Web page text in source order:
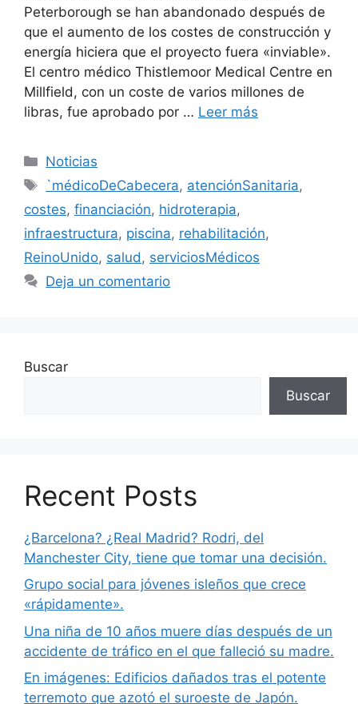
Peterborough se han abandonado después de
que el aumento de los costes de construcción y
energía hiciera que el proyecto fuera «inviable».
El centro médico Thistlemoor Medical Centre en
Millfield, con un coste de varios millones de
libras, fue aprobado por … Leer más
Categorías
Noticias
Etiquetas
`médicoDeCabecera, atenciónSanitaria,
costes, financiación, hidroterapia,
infraestructura, piscina, rehabilitación,
ReinoUnido, salud , serviciosMédicos
Deja un comentario
Buscar
Buscar
Recent Posts
¿Barcelona? ¿Real Madrid? Rodri, del
Manchester City, tiene que tomar una decisión.
Grupo social para jóvenes isleños que crece
«rápidamente».
Una niña de 10 años muere días después de un
accidente de tráfico en el que falleció su madre.
En imágenes: Edificios dañados tras el potente
terremoto que azotó el suroeste de Japón.